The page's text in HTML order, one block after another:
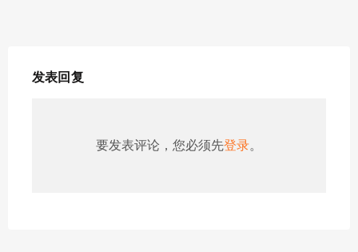
发表回复
要发表评论，您必须先登录。